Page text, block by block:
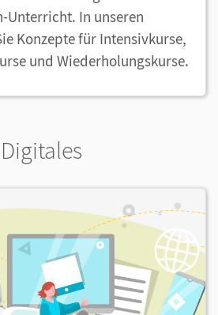
Unterricht. In unseren
Konzepte für Intensivkurse,
und Wiederholungskurse.
Digitales